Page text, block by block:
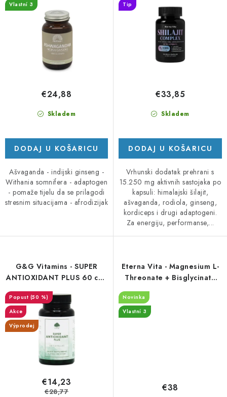
z
e
a
Vlastní 3
Skladem
€24,88
DODAJ U KOŠARICU
Ašvaganda - indijski ginseng -
Withania somnifera - adaptogen
- pomaže tijelu da se prilagodi
stresnim situacijama - afrodizijak
Tip
Skladem
€33,85
DODAJ U KOŠARICU
Vrhunski dodatak prehrani s
15.250 mg aktivnih sastojaka po
kapsuli: himalajski šilajit,
ašvaganda, rodiola, ginseng,
kordiceps i drugi adaptogeni.
Za energiju, performanse,...
G&G Vitamins - SUPER
ANTIOXIDANT PLUS 60 cps
- DMS 12.4.26
(50 %)
Akce
Výprodej
€14,23
€28,77
Eterna Vita - Magnesium L-
Threonate + Bisglycinate
Complex 266 mg – 120
Novinka
Vlastní 3
€38